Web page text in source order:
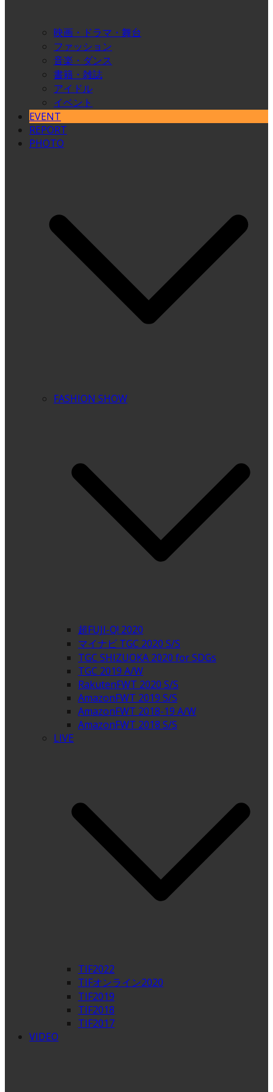
映画・ドラマ・舞台
ファッション
音楽・ダンス
書籍・雑誌
アイドル
イベント
EVENT
REPORT
PHOTO
FASHION SHOW
超FUJI-Q! 2020
マイナビ TGC 2020 S/S
TGC SHIZUOKA 2020 for SDGs
TGC 2019 A/W
RakutenFWT 2020 S/S
AmazonFWT 2019 S/S
AmazonFWT 2018-19 A/W
AmazonFWT 2018 S/S
LIVE
TIF2022
TIFオンライン2020
TIF2019
TIF2018
TIF2017
VIDEO